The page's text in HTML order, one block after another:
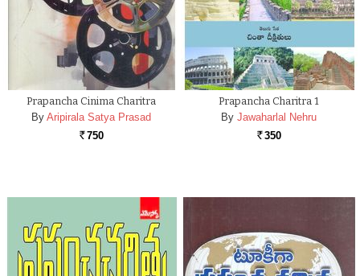
Prapancha Cinima Charitra
By Aripirala Satya Prasad
Rs. 750
Prapancha Charitra 1
By Jawaharlal Nehru
Rs. 350